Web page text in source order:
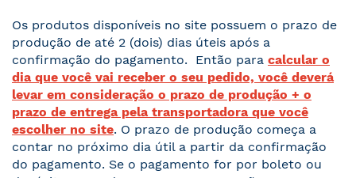
Os produtos disponíveis no site possuem o prazo de
produção de até 2 (dois) dias úteis após a
confirmação do pagamento. Então para calcular o
dia que você vai receber o seu pedido, você deverá
levar em consideração o prazo de produção + o
prazo de entrega pela transportadora que você
escolher no site. O prazo de produção começa a
contar no próximo dia útil a partir da confirmação
do pagamento. Se o pagamento for por boleto ou